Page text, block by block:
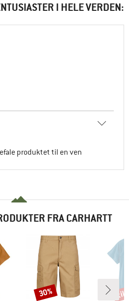
I HELE VERDEN:
produktet til en ven
FRA CARHARTT
Rabat
30% til